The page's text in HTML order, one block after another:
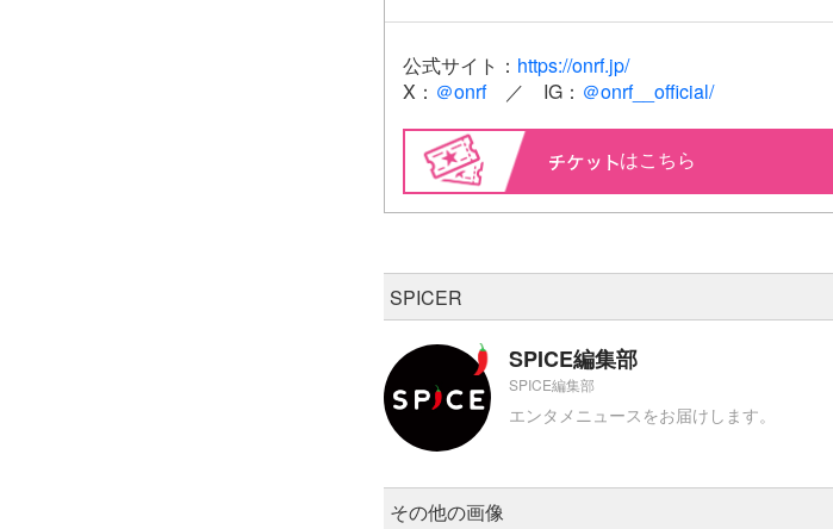
公式サイト： https://onrf.jp/
X： ＠onrf／ IG： ＠onrf__official/
はこちら
SPICER
SPICE編集部
SPICE編集部
エンタメニュースをお届けします。
その他の画像